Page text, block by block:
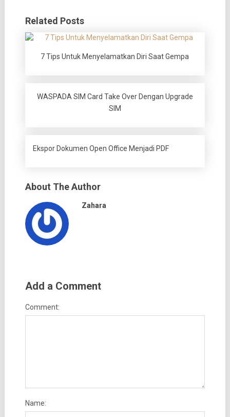
Related Posts
7 Tips Untuk Menyelamatkan Diri Saat Gempa
WASPADA SIM Card Take Over Dengan Upgrade
SIM
Ekspor Dokumen Open Office Menjadi PDF
About The Author
Zahara
Add a Comment
Comment:
Name: